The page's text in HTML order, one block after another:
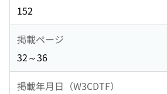
152
掲載ページ
32～36
掲載年月日（W3CDTF）